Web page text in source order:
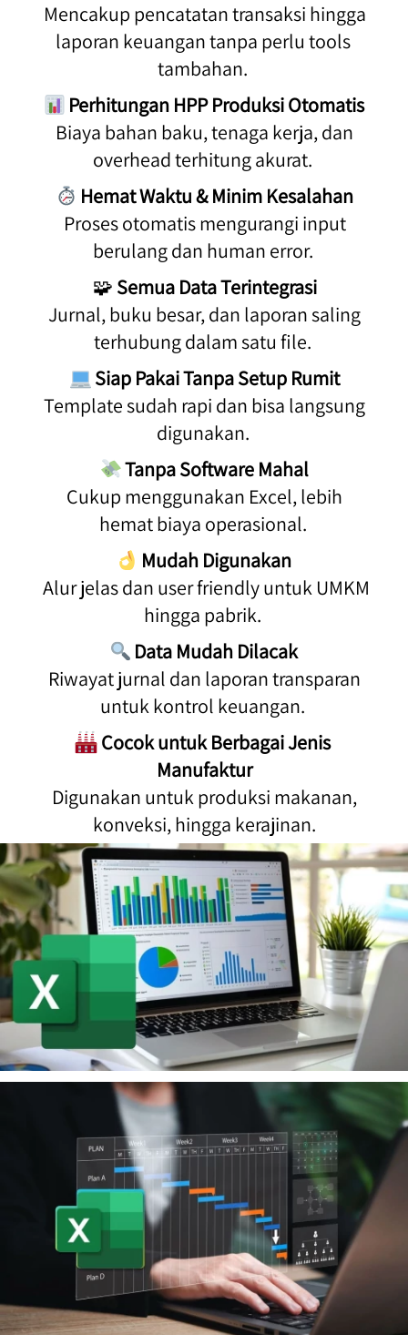
laporan keuangan tanpa perlu tools
tambahan.
Perhitungan HPP Produksi Otomatis
overhead terhitung akurat.
Hemat Waktu & Minim Kesalahan
berulang dan human error.
🧩 Semua Data Terintegrasi
terhubung dalam satu file.
Siap Pakai Tanpa Setup Rumit
digunakan.
Tanpa Software Mahal
hemat biaya operasional.
Mudah Digunakan
hingga pabrik.
Data Mudah Dilacak
untuk kontrol keuangan.
Cocok untuk Berbagai Jenis
Manufaktur
konveksi, hingga kerajinan.